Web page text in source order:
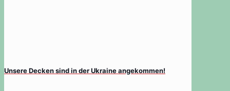
Unsere Decken sind in der Ukraine angekommen!